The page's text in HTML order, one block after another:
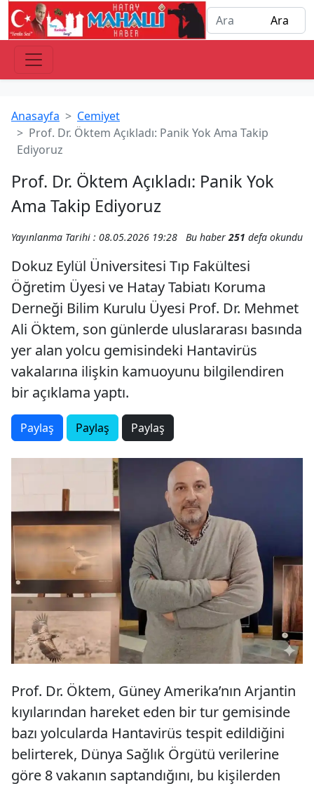
Anasayfa
Cemiyet
Prof. Dr. Öktem Açıkladı: Panik Yok Ama Takip
Ediyoruz
Prof. Dr. Öktem Açıkladı: Panik Yok
Ama Takip Ediyoruz
Yayınlanma Tarihi : 08.05.2026 19:28 Bu haber251 defa okundu
Dokuz Eylül Üniversitesi Tıp Fakültesi
Öğretim Üyesi ve Hatay Tabiatı Koruma
Derneği Bilim Kurulu Üyesi Prof. Dr. Mehmet
Ali Öktem, son günlerde uluslararası basında
yer alan yolcu gemisindeki Hantavirüs
vakalarına ilişkin kamuoyunu bilgilendiren
bir açıklama yaptı.
Paylaş Paylaş Paylaş
Prof. Dr. Öktem, Güney Amerika’nın Arjantin
kıyılarından hareket eden bir tur gemisinde
bazı yolcularda Hantavirüs tespit edildiğini
belirterek, Dünya Sağlık Örgütü verilerine
göre 8 vakanın saptandığını, bu kişilerden